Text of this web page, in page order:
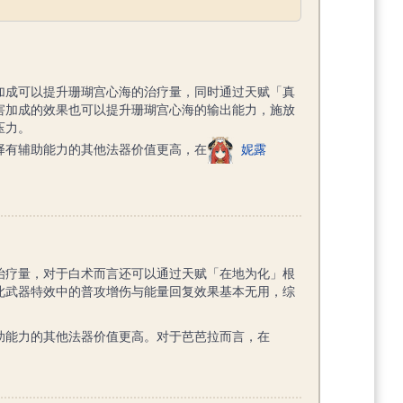
可以提升珊瑚宫心海的治疗量，同时通过天赋「真
成的效果也可以提升珊瑚宫心海的输出能力，施放
。
辅助能力的其他法器价值更高，在
妮露
量，对于白术而言还可以通过天赋「在地为化」根
器特效中的普攻增伤与能量回复效果基本无用，综
力的其他法器价值更高。对于芭芭拉而言，在